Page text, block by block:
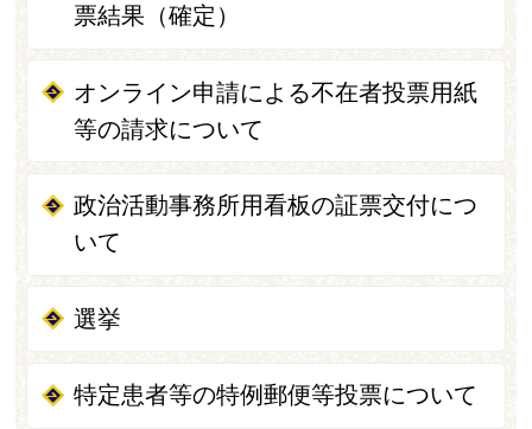
票結果（確定）
オンライン申請による不在者投票用紙
等の請求について
政治活動事務所用看板の証票交付につ
いて
選挙
特定患者等の特例郵便等投票について